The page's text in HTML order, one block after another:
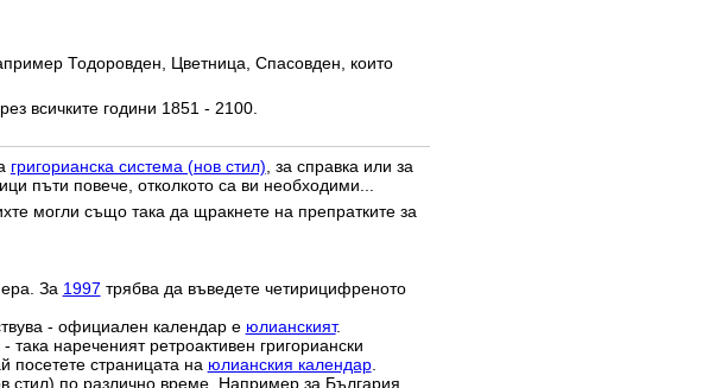
Тодоровден, Цветница, Спасовден, които
всичките години 1851 - 2100.
григорианска система (нов стил), за справка или за
пъти повече, отколкото са ви необходими...
могли също така да щракнете на препратките за
За 1997 трябва да въведете четирицифреното
- официален календар е юлианският.
нареченият ретроактивен григориански
посетете страницата на юлианския календар.
стил) по различно време. Например за България,